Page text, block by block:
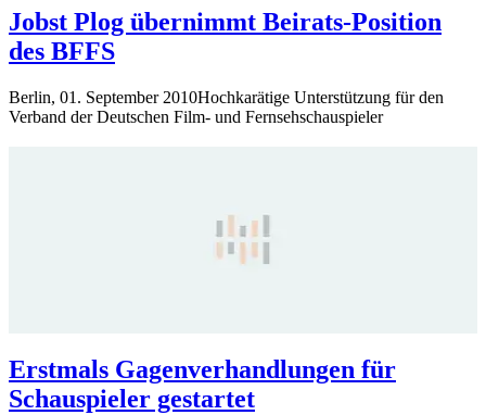
Jobst Plog übernimmt Beirats-Position
des BFFS
Berlin, 01. September 2010Hochkarätige Unterstützung für den
Verband der Deutschen Film- und Fernsehschauspieler
Erstmals Gagenverhandlungen für
Schauspieler gestartet